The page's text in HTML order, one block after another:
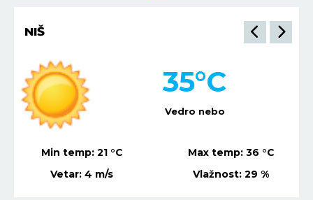
NIŠ
Vedro nebo
35°C
Min temp: 21 °C Max temp: 36 °C
Vetar:4 m/s Vlažnost:29 %